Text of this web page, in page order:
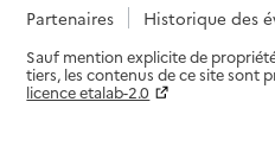
Partenaires
Historique des
Sauf mention explicite de
tiers, les contenus de ce site sont
licence etalab-2.0